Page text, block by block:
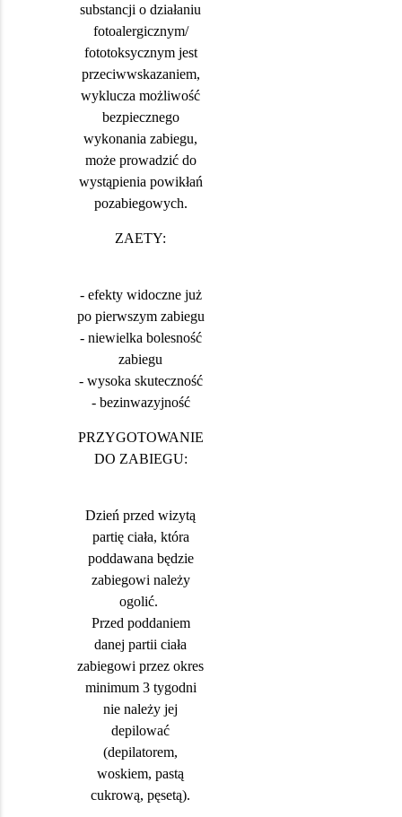
substancji o działaniu
fotoalergicznym/
fototoksycznym jest
przeciwwskazaniem,
wyklucza możliwość
bezpiecznego
wykonania zabiegu,
może prowadzić do
wystąpienia powikłań
pozabiegowych.
ZAETY:
- efekty widoczne już
po pierwszym zabiegu
- niewielka bolesność
zabiegu
- wysoka skuteczność
- bezinwazyjność
PRZYGOTOWANIE
DO ZABIEGU:
Dzień przed wizytą
partię ciała, która
poddawana będzie
zabiegowi należy
ogolić.
Przed poddaniem
danej partii ciała
zabiegowi przez okres
minimum 3 tygodni
nie należy jej
depilować
(depilatorem,
woskiem, pastą
cukrową, pęsetą).